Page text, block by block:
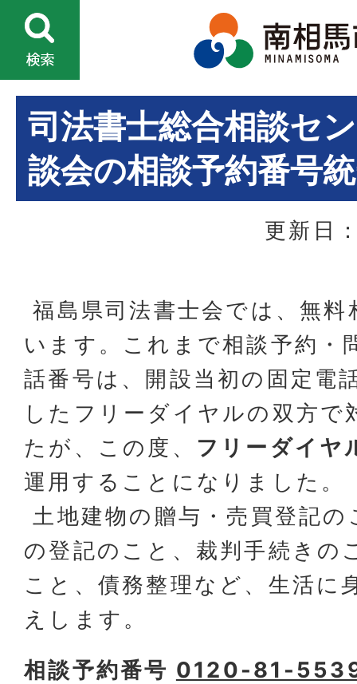
司法書士総合相談セ
談会の相談予約番号
更新日
福島県司法書士会では、無
います。これまで相談予約・
話番号は、開設当初の固定電
したフリーダイヤルの双方で
たが、この度、 フリーダイヤ
運用することになりました。
土地建物の贈与・売買登記
の登記のこと、裁判手続きの
こと、債務整理など、生活に
えします。
相談予約番号 0120-81-